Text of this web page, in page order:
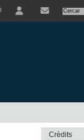
Crèdits